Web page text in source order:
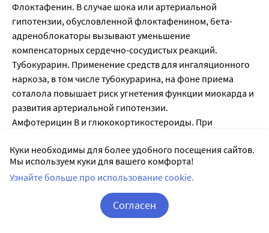
Флоктафенин. В случае шока или артериальной
гипотензии, обусловленной флоктафенином, бета-
адреноблокаторы вызывают уменьшение
компенсаторных сердечно-сосудистых реакций.
Тубокурарин. Применение средств для ингаляционного
наркоза, в том числе тубокурарина, на фоне приема
соталола повышает риск угнетения функции миокарда и
развития артериальной гипотензии.
Амфотерицин В и глюкокортикостероиды. При
контролировать уровень калия.
Слабительные средства. Не рекомендуется
одновременное применение со слабительными
Куки необходимы для более удобного посещения сайтов.
Мы используем куки для вашего комфорта!
Узнайте больше про использование cookie.
Согласен